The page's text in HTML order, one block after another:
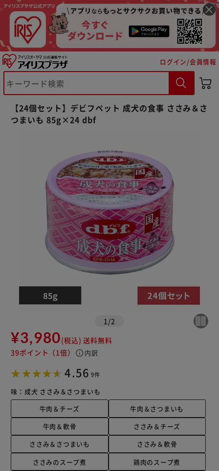
ログイン/会員情報
【24個セット】デビフペット 成犬の食事 ささみ＆さ
つまいも 85g×24 dbf
1 /2
¥3,980(税込) 送料無料
39ポイント （1倍） info 内訳
4.56 9件
味： 成犬 ささみ＆さつまいも
牛肉＆チーズ
牛肉＆さつまいも
牛肉＆軟骨
ささみ＆チーズ
ささみ＆さつまいも
ささみ＆軟骨
ささみのスープ煮
鶏肉のスープ煮
※ご確認ください
カートに入れる